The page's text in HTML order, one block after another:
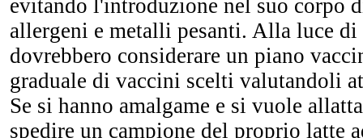
evitando l'introduzione nel suo corpo
allergeni e metalli pesanti. Alla luce
dovrebbero considerare un piano
graduale di vaccini scelti valutandoli
Se si hanno amalgame e si vuole
spedire un campione del proprio latte